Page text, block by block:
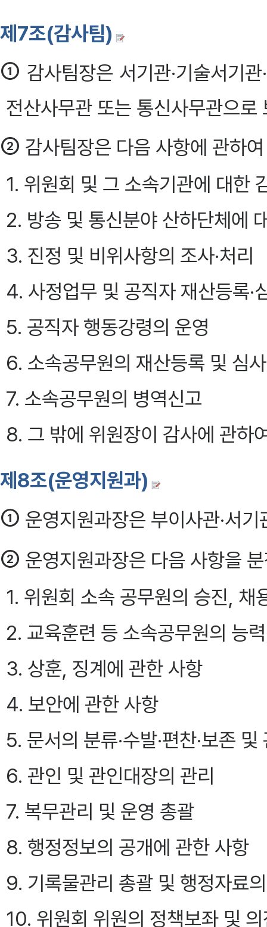
제7조(감사팀)
① 감사팀장은 서기관·기술서기관
전산사무관 또는 통신사무관으로
② 감사팀장은 다음 사항에 관하
1. 위원회 및 그 소속기관에 대한
2. 방송 및 통신분야 산하단체에
3. 진정 및 비위사항의 조사·처리
4. 사정업무 및 공직자 재산등록·
5. 공직자 행동강령의 운영
6. 소속공무원의 재산등록 및 심사
7. 소속공무원의 병역신고
8. 그 밖에 위원장이 감사에 관하
제8조(운영지원과)
① 운영지원과장은 부이사관·서
② 운영지원과장은 다음 사항을
1. 위원회 소속 공무원의 승진, 채
2. 교육훈련 등 소속공무원의 능
3. 상훈, 징계에 관한 사항
4. 보안에 관한 사항
5. 문서의 분류·수발·편찬·보존 및
6. 관인 및 관인대장의 관리
7. 복무관리 및 운영 총괄
8. 행정정보의 공개에 관한 사항
9. 기록물관리 총괄 및 행정자료
10. 위원회 위원의 정책보좌 및